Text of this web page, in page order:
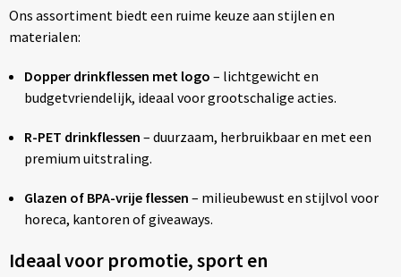
Ons assortiment biedt een ruime keuze aan stijlen en
materialen:
Dopper drinkflessen met logo – lichtgewicht en
budgetvriendelijk, ideaal voor grootschalige acties.
R-PET drinkflessen – duurzaam, herbruikbaar en met een
premium uitstraling.
Glazen of BPA-vrije flessen – milieubewust en stijlvol voor
horeca, kantoren of giveaways.
Ideaal voor promotie, sport en